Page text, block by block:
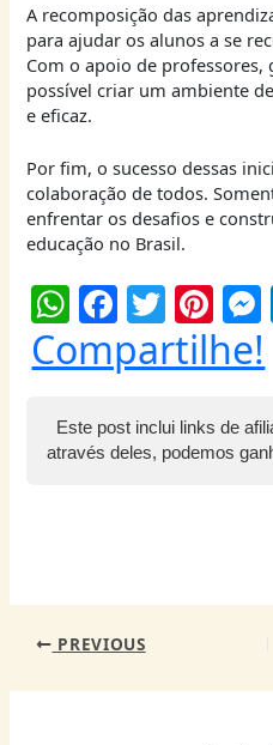
A recomposição das
para ajudar os alunos a se
Com o apoio de professores,
possível criar um ambiente
e eficaz.
Por fim, o sucesso dessas
colaboração de todos.
enfrentar os desafios e
educação no Brasil.
W
h
at
s
A
F
a
c
e
b
T
w
itt
er
Pi
nt
er
e
st
ss
Compartilhe!
Este post inclui links de
através deles, podemos
PREVIOUS